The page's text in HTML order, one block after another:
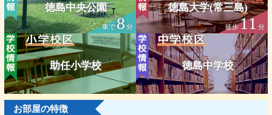
徳島中央公園
車で8 分
徳島大学(常三島)
徒歩11 分
助任小学校 徳島中学校
お部屋の特徴